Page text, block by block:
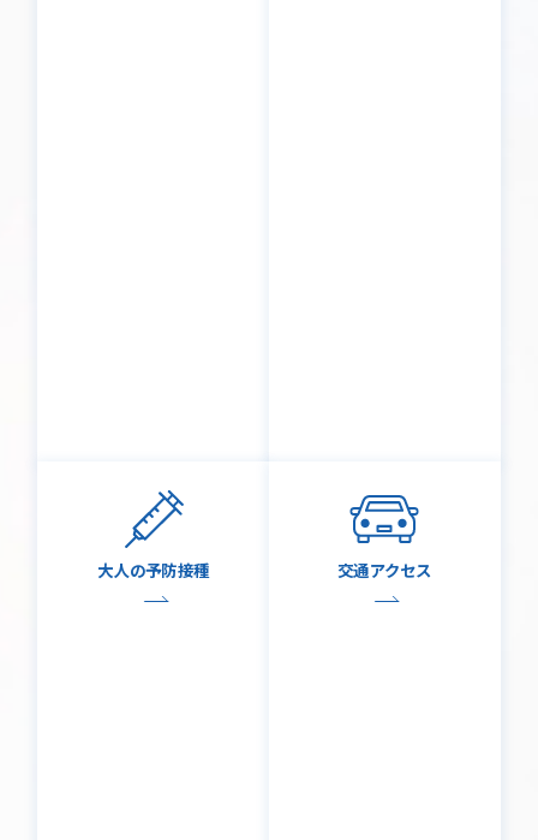
大人の予防接種 交通アクセス